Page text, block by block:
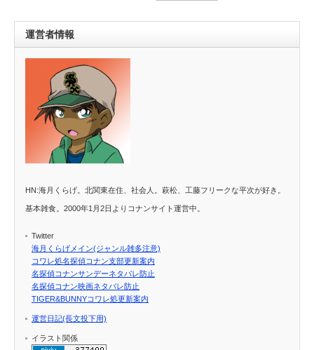
運営者情報
HN:海月くらげ。北関東在住、社会人。萩松、工藤フリークな平次が好き。
基本雑食。2000年1月2日よりコナンサイト運営中。
Twitter
海月くらげメイン(ジャンル雑多注意)
コワレ処名探偵コナン支部更新案内
名探偵コナンサンデーネタバレ防止
名探偵コナン映画ネタバレ防止
TIGER&BUNNYコワレ処更新案内
運営日記(長文投下用)
イラスト関係